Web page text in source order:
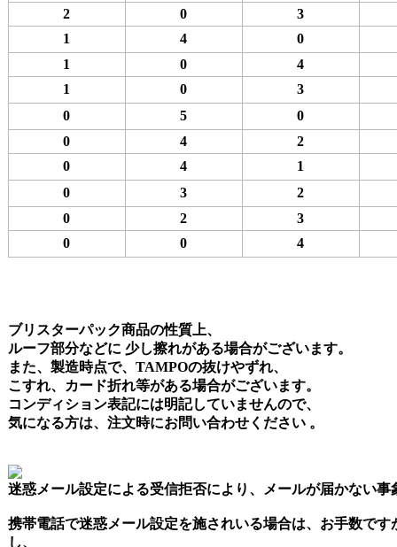
2
0
3
1
4
0
1
0
4
1
0
3
0
5
0
0
4
2
0
4
1
0
3
2
0
2
3
0
0 4
ブリスターパック商品の性質上、
ルーフ部分などに 少し擦れがある場合がございます。
また、製造時点で、TAMPOの抜けやずれ、
こすれ、カード折れ等がある場合がございます。
コンディション表記には明記していませんので、
気になる方は、注文時にお問い合わせください 。
迷惑メール設定による受信拒否により、メールが届かない事
携帯電話で迷惑メール設定を施されいる場合は、お手数で
し、